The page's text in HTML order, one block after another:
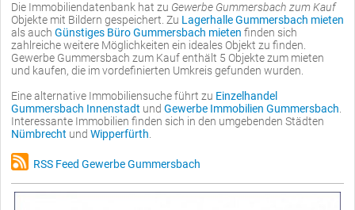
Die Immobiliendatenbank hat zu Gewerbe Gummersbach zum Kauf
Objekte mit Bildern gespeichert. Zu Lagerhalle Gummersbach mieten
als auch Günstiges Büro Gummersbach mieten finden sich
zahlreiche weitere Möglichkeiten ein ideales Objekt zu finden.
Gewerbe Gummersbach zum Kauf enthält 5 Objekte zum mieten
und kaufen, die im vordefinierten Umkreis gefunden wurden.
Eine alternative Immobiliensuche führt zu Einzelhandel
Gummersbach Innenstadt und Gewerbe Immobilien Gummersbach
Interessante Immobilien finden sich in den umgebenden Städten
Nümbrecht und Wipperfürth
RSS Feed Gewerbe Gummersbach